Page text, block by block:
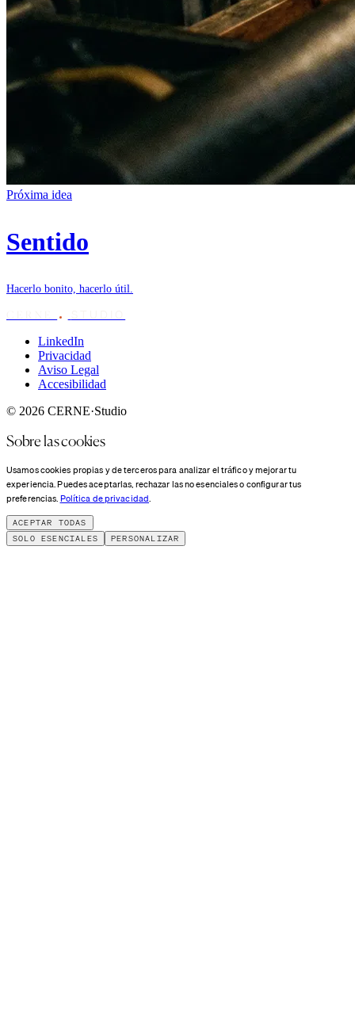
Próxima idea
Sentido
Hacerlo bonito, hacerlo útil.
LinkedIn
Privacidad
Aviso Legal
Accesibilidad
© 2026 CERNE·Studio
Sobre las cookies
Usamos cookies propias y de terceros para analizar el tráfico y mejorar tu
experiencia. Puedes aceptarlas, rechazar las no esenciales o configurar tus
preferencias.Política de privacidad.
ACEPTAR TODAS
SOLO ESENCIALES
PERSONALIZAR